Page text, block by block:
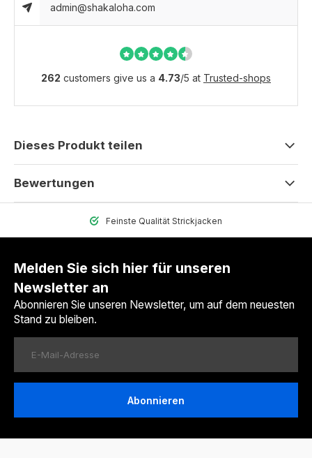
admin@shakaloha.com
262 customers give us a 4.73/5 at Trusted-shops
Dieses Produkt teilen
Bewertungen
Feinste Qualität Strickjacken
Melden Sie sich hier für unseren
Newsletter an
Abonnieren Sie unseren Newsletter, um auf dem neuesten
Stand zu bleiben.
Abonnieren